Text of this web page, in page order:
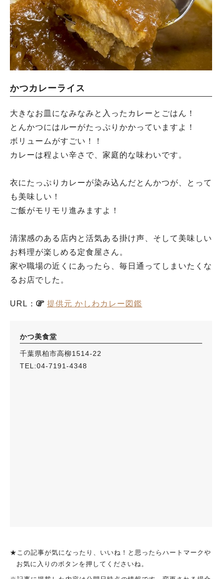
かつカレーライス
大きなお皿になみなみと入ったカレーとごはん！
とんかつにはルーがたっぷりかかっていますよ！
ボリュームがすごい！！
カレーは程よい辛さで、家庭的な味わいです。
衣にたっぷりカレーが染み込んだとんかつが、とって
も美味しい！
ご飯がモリモリ進みますよ！
清潔感のある店内と活気ある掛け声、そして美味しい
お料理が楽しめる定食屋さん。
家や職場の近くにあったら、毎日通ってしまいたくな
るお店でした。
URL： 提供元 かしわカレー図鑑
かつ美食堂
千葉県柏市高柳1514-22
TEL:04-7191-4348
★この記事が気になったり、いいね！と思ったらハートマークや
お気に入りのボタンを押してくださいね。